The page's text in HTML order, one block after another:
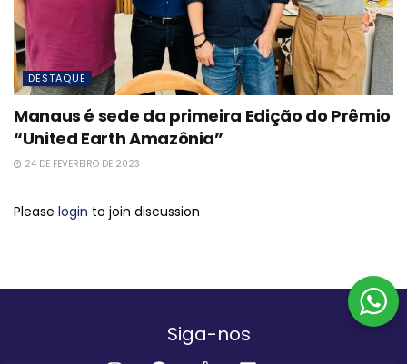
DESTAQUE
Manaus é sede da primeira Edição do Prêmio
“United Earth Amazônia”
24 DE FEVEREIRO DE 2023
Please login to join discussion
Siga-nos